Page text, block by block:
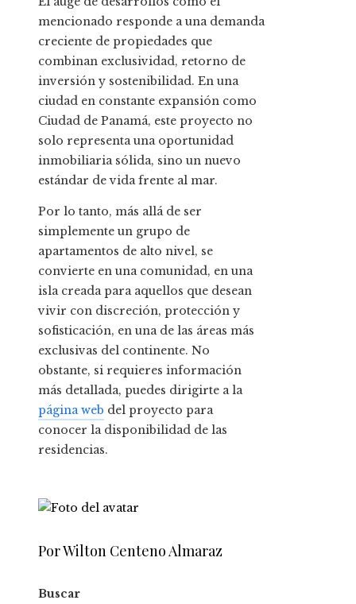
mencionado responde a una demanda
creciente de propiedades que
combinan exclusividad, retorno de
inversión y sostenibilidad. En una
ciudad en constante expansión como
Ciudad de Panamá, este proyecto no
solo representa una oportunidad
inmobiliaria sólida, sino un nuevo
estándar de vida frente al mar.
Por lo tanto, más allá de ser
simplemente un grupo de
apartamentos de alto nivel, se
convierte en una comunidad, en una
isla creada para aquellos que desean
vivir con discreción, protección y
sofisticación, en una de las áreas más
exclusivas del continente. No
obstante, si requieres información
más detallada, puedes dirigirte a la
página web del proyecto para
conocer la disponibilidad de las
residencias.
Por Wilton Centeno Almaraz
Buscar